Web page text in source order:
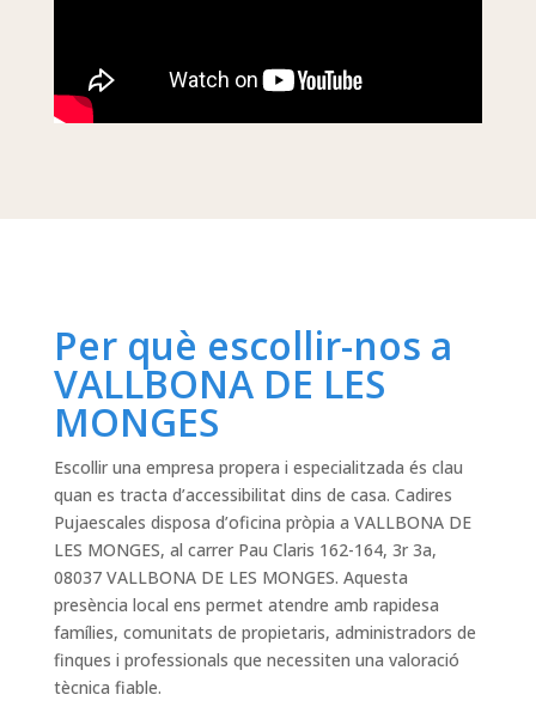
Per què escollir-nos a
VALLBONA DE LES
MONGES
Escollir una empresa propera i especialitzada és clau
quan es tracta d’accessibilitat dins de casa. Cadires
Pujaescales disposa d’oficina pròpia a VALLBONA DE
LES MONGES, al carrer Pau Claris 162-164, 3r 3a,
08037 VALLBONA DE LES MONGES. Aquesta
presència local ens permet atendre amb rapidesa
famílies, comunitats de propietaris, administradors de
finques i professionals que necessiten una valoració
tècnica fiable.